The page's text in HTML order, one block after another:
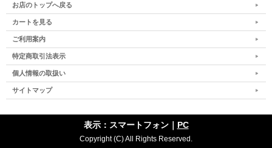
お店のトップへ戻る
カートを見る
ご利用案内
特定商取引法表示
個人情報の取扱い
サイトマップ
表示：スマートフォン｜ PC
Copyright (C) All Rights Reserved.